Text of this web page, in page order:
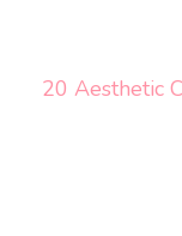
20 Aesthetic